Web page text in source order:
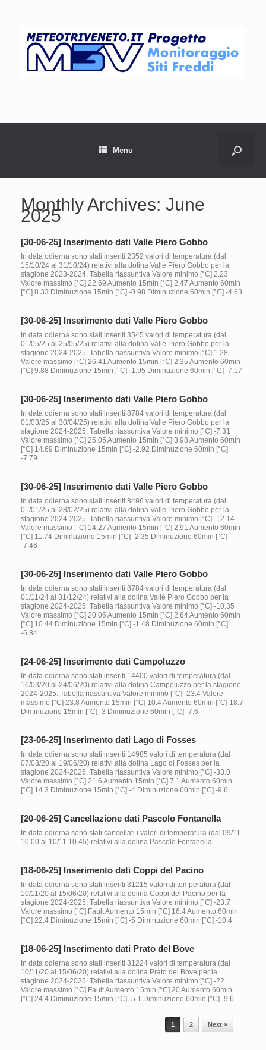
Menu
Monthly Archives: June
2025
[30-06-25] Inserimento dati Valle Piero Gobbo
In data odierna sono stati inseriti 2352 valori di temperatura (dal
15/10/24 al 31/10/24) relativi alla dolina Valle Piero Gobbo per la
stagione 2023-2024. Tabella riassuntiva Valore minimo [°C] 2.23
Valore massimo [°C] 22.69 Aumento 15min [°C] 2.47 Aumento 60min
[°C] 8.33 Diminuzione 15min [°C] -0.98 Diminuzione 60min [°C] -4.63
[30-06-25] Inserimento dati Valle Piero Gobbo
In data odierna sono stati inseriti 3545 valori di temperatura (dal
01/05/25 al 25/05/25) relativi alla dolina Valle Piero Gobbo per la
stagione 2024-2025. Tabella riassuntiva Valore minimo [°C] 1.28
Valore massimo [°C] 26.41 Aumento 15min [°C] 2.35 Aumento 60min
[°C] 9.88 Diminuzione 15min [°C] -1.95 Diminuzione 60min [°C] -7.17
[30-06-25] Inserimento dati Valle Piero Gobbo
In data odierna sono stati inseriti 8784 valori di temperatura (dal
01/03/25 al 30/04/25) relativi alla dolina Valle Piero Gobbo per la
stagione 2024-2025. Tabella riassuntiva Valore minimo [°C] -7.31
Valore massimo [°C] 25.05 Aumento 15min [°C] 3.98 Aumento 60min
[°C] 14.69 Diminuzione 15min [°C] -2.92 Diminuzione 60min [°C]
-7.79
[30-06-25] Inserimento dati Valle Piero Gobbo
In data odierna sono stati inseriti 8496 valori di temperatura (dal
01/01/25 al 28/02/25) relativi alla dolina Valle Piero Gobbo per la
stagione 2024-2025. Tabella riassuntiva Valore minimo [°C] -12.14
Valore massimo [°C] 14.27 Aumento 15min [°C] 2.91 Aumento 60min
[°C] 11.74 Diminuzione 15min [°C] -2.35 Diminuzione 60min [°C]
-7.46
[30-06-25] Inserimento dati Valle Piero Gobbo
In data odierna sono stati inseriti 8784 valori di temperatura (dal
01/11/24 al 31/12/24) relativi alla dolina Valle Piero Gobbo per la
stagione 2024-2025. Tabella riassuntiva Valore minimo [°C] -10.35
Valore massimo [°C] 20.06 Aumento 15min [°C] 2.64 Aumento 60min
[°C] 10.44 Diminuzione 15min [°C] -1.48 Diminuzione 60min [°C]
-6.84
[24-06-25] Inserimento dati Campoluzzo
In data odierna sono stati inseriti 14400 valori di temperatura (dal
16/03/20 al 24/06/20) relativi alla dolina Campoluzzo per la stagione
2024-2025. Tabella riassuntiva Valore minimo [°C] -23.4 Valore
massimo [°C] 23.8 Aumento 15min [°C] 10.4 Aumento 60min [°C] 18.7
Diminuzione 15min [°C] -3 Diminuzione 60min [°C] -7.6
[23-06-25] Inserimento dati Lago di Fosses
In data odierna sono stati inseriti 14985 valori di temperatura (dal
07/03/20 al 19/06/20) relativi alla dolina Lago di Fosses per la
stagione 2024-2025. Tabella riassuntiva Valore minimo [°C] -33.0
Valore massimo [°C] 21.6 Aumento 15min [°C] 7.1 Aumento 60min
[°C] 14.3 Diminuzione 15min [°C] -4 Diminuzione 60min [°C] -9.6
[20-06-25] Cancellazione dati Pascolo Fontanella
In data odierna sono stati cancellati i valori di temperatura (dal 09/11
10.00 al 10/11 10.45) relativi alla dolina Pascolo Fontanella.
[18-06-25] Inserimento dati Coppi del Pacino
In data odierna sono stati inseriti 31215 valori di temperatura (dal
10/11/20 al 15/06/20) relativi alla dolina Coppi del Pacino per la
stagione 2024-2025. Tabella riassuntiva Valore minimo [°C] -23.7
Valore massimo [°C] Fault Aumento 15min [°C] 16.4 Aumento 60min
[°C] 22.4 Diminuzione 15min [°C] -5 Diminuzione 60min [°C] -10.4
[18-06-25] Inserimento dati Prato del Bove
In data odierna sono stati inseriti 31224 valori di temperatura (dal
10/11/20 al 15/06/20) relativi alla dolina Prato del Bove per la
stagione 2024-2025. Tabella riassuntiva Valore minimo [°C] -22
Valore massimo [°C] Fault Aumento 15min [°C] 20 Aumento 60min
[°C] 24.4 Diminuzione 15min [°C] -5.1 Diminuzione 60min [°C] -9.6
1 2 Next »